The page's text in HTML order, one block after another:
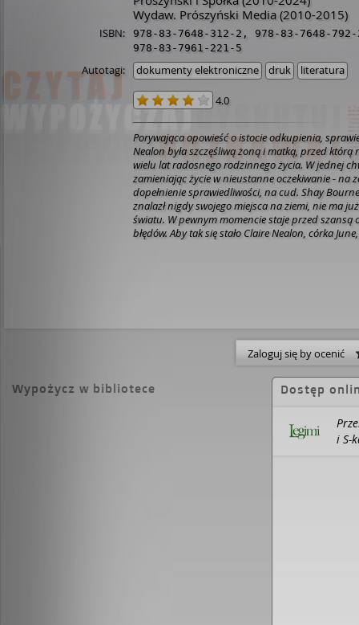
Wydaw. Prószyński Media (2010-2015)
ISBN: 978-83-7648-312-2 , 978-83-7648-792-
978-83-7961-221-5
Autotagi: dokumenty elektroniczne druk literatura
4.0
Porywająca opowieść o istocie odkupienia,
Nealon była szczęśliwą żoną i matką, przed którą
wielu lat radosnego rodzinnego życia. W jednej
zamieniając życie w nieustanne oczekiwanie - na
dopełnienie sprawiedliwości, na cud. Shay
znalazł nigdy swojego miejsca na ziemi, nie ma
światu. W pewnym momencie staje przed
błędów. Aby tak się stało Claire Nealon, córka
tworzyć z nich wzruszające powieści obyczajowe
od których trudno się oderwać. Jej książki
myślenia o tym, co dobre, a co złe. W 2003 roku
mojej zgody" (adaptacja filmowa pod tym samym
jednej z ról głównych), "Zagubiona przeszłość",
obrazka", "Dziewiętnaście minut", "Deszczowa
nakład jej książek na świecie przekroczył 7
Zaloguj się by ocenić
Wypożycz w bibliotece Dostęp
i S-